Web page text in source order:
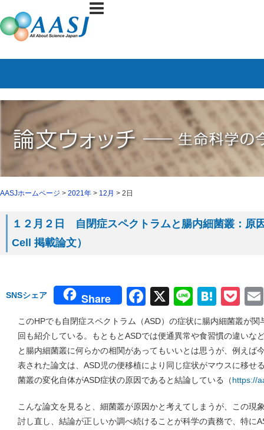
AASJホームページ > 2021年 > 12月 > 2日
１２月２日 自閉症スペクトラムと腸内細菌叢：原
Cell 掲載論文）
SNSシェア Share Facebook
X Line
このHPでも自閉症スペクトラム（ASD）の症状に腸内細菌叢が
回も紹介している。もともとASDでは便通異常や食習慣の違いな
と腸内細菌叢に何らかの相関があってもいいとは思うが、例えば
表された論文は、ASD児の便移植により同じ症状がマウスに移せ
菌叢の変化自体がASD症状の原因であると結論している（https://
こんな論文を見ると、細菌叢が原因かと考えてしまうが、この現
討し直し、結論が正しいか調べ続けることが科学の責務で、特に